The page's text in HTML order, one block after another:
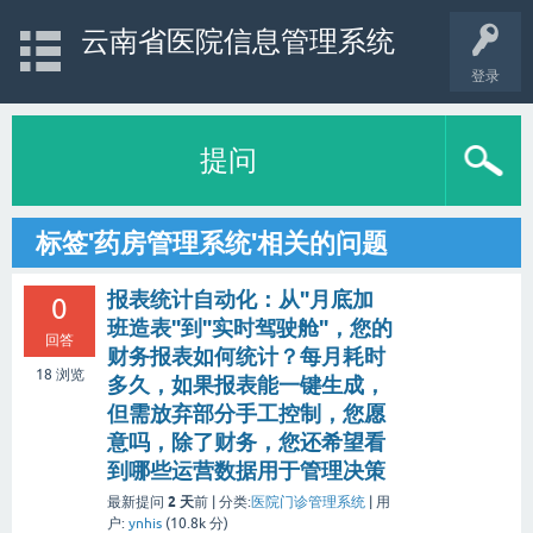
登录
云南省医院信息管理系统
提问
标签'药房管理系统'相关的问题
0
回答
18 浏览
报表统计自动化：从"月底加
班造表"到"实时驾驶舱"，您的
财务报表如何统计？每月耗时
多久，如果报表能一键生成，
但需放弃部分手工控制，您愿
意吗，除了财务，您还希望看
到哪些运营数据用于管理决策
最新提问 2 天前 | 分类:医院门诊管理系统
用
户: ynhis (10.8k 分)